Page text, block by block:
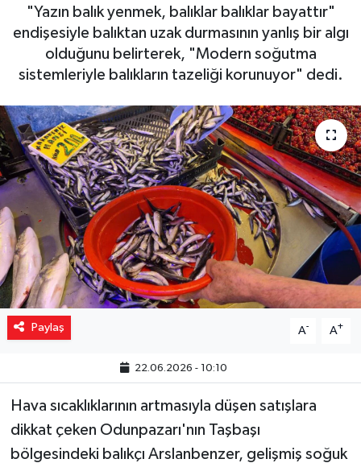
"Yazın balık yenmek, balıklar balıklar bayattır"
endişesiyle balıktan uzak durmasının yanlış bir algı
olduğunu belirterek, "Modern soğutma
sistemleriyle balıkların tazeliği korunuyor" dedi.
Paylaş A- A+
22.06.2026 - 10:10
Hava sıcaklıklarının artmasıyla düşen satışlara
dikkat çeken Odunpazarı'nın Taşbaşı
bölgesindeki balıkçı Arslanbenzer, gelişmiş soğuk
Sağlık
Yaşam
Resmi ilanlar
Haber Arşivi